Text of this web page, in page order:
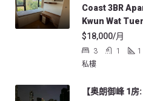
Coast 3BR
Kwun Wat
$18,000/月
3 1
1
私樓
【奥朗御峰 1